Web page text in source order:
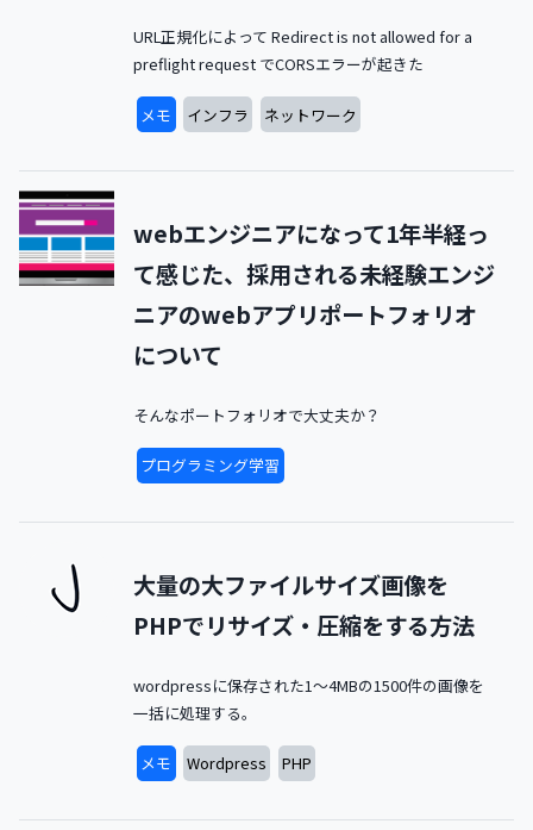
URL正規化によって Redirect is not allowed for a
preflight request でCORSエラーが起きた
メモ インフラ ネットワーク
webエンジニアになって1年半経っ
て感じた、採用される未経験エンジ
ニアのwebアプリポートフォリオ
について
そんなポートフォリオで大丈夫か？
プログラミング学習
大量の大ファイルサイズ画像を
PHPでリサイズ・圧縮をする方法
wordpressに保存された1〜4MBの1500件の画像を
一括に処理する。
メモ Wordpress PHP